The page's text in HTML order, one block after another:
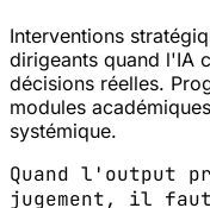
Interventions
dirigeants quand l'IA
décisions réelles.
modules
systémique.
Quand l'output
jugement, il faut